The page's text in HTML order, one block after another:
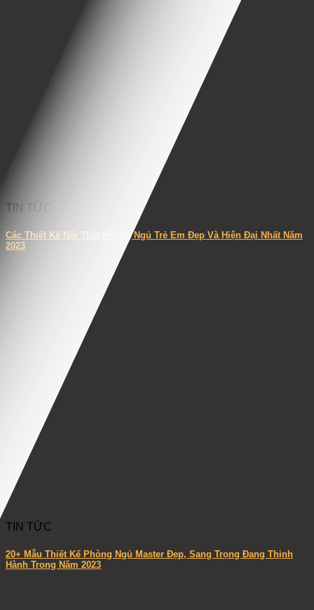
TIN TỨC
Các Thiết Kế Nội Thất Phòng Ngủ Trẻ Em Đẹp Và Hiện Đại Nhất Năm
2023
TIN TỨC
20+ Mẫu Thiết Kế Phòng Ngủ Master Đẹp, Sang Trọng Đang Thịnh
Hành Trong Năm 2023